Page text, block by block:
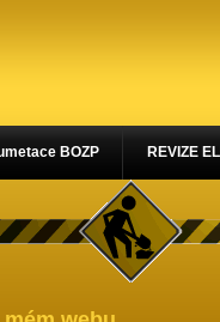
BOZP REVIZE